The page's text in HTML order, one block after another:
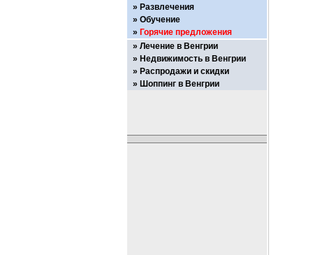
Развлечения
Обучение
Горячие предложения
Лечение в Венгрии
Недвижимость в Венгрии
Распродажи и скидки
Шоппинг в Венгрии